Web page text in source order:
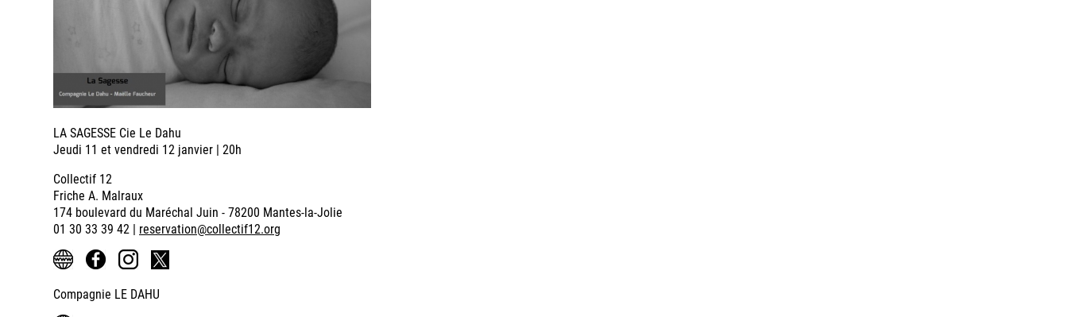
LA SAGESSE Cie Le Dahu
Jeudi 11 et vendredi 12 janvier | 20h
Collectif 12
Friche A. Malraux
174 boulevard du Maréchal Juin - 78200 Mantes-la-Jolie
01 30 33 39 42 | reservation@collectif12.org
Compagnie LE DAHU